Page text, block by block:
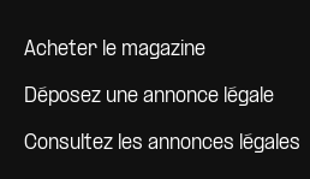
Pied de page
Acheter le magazine
Déposez une annonce légale
Consultez les annonces légales